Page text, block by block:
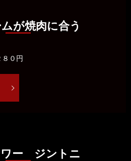
が焼肉に合う
０円
ワー ジントニ